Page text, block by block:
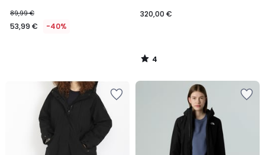
89,99 €
53,99 € -40%
320,00 €
4
/